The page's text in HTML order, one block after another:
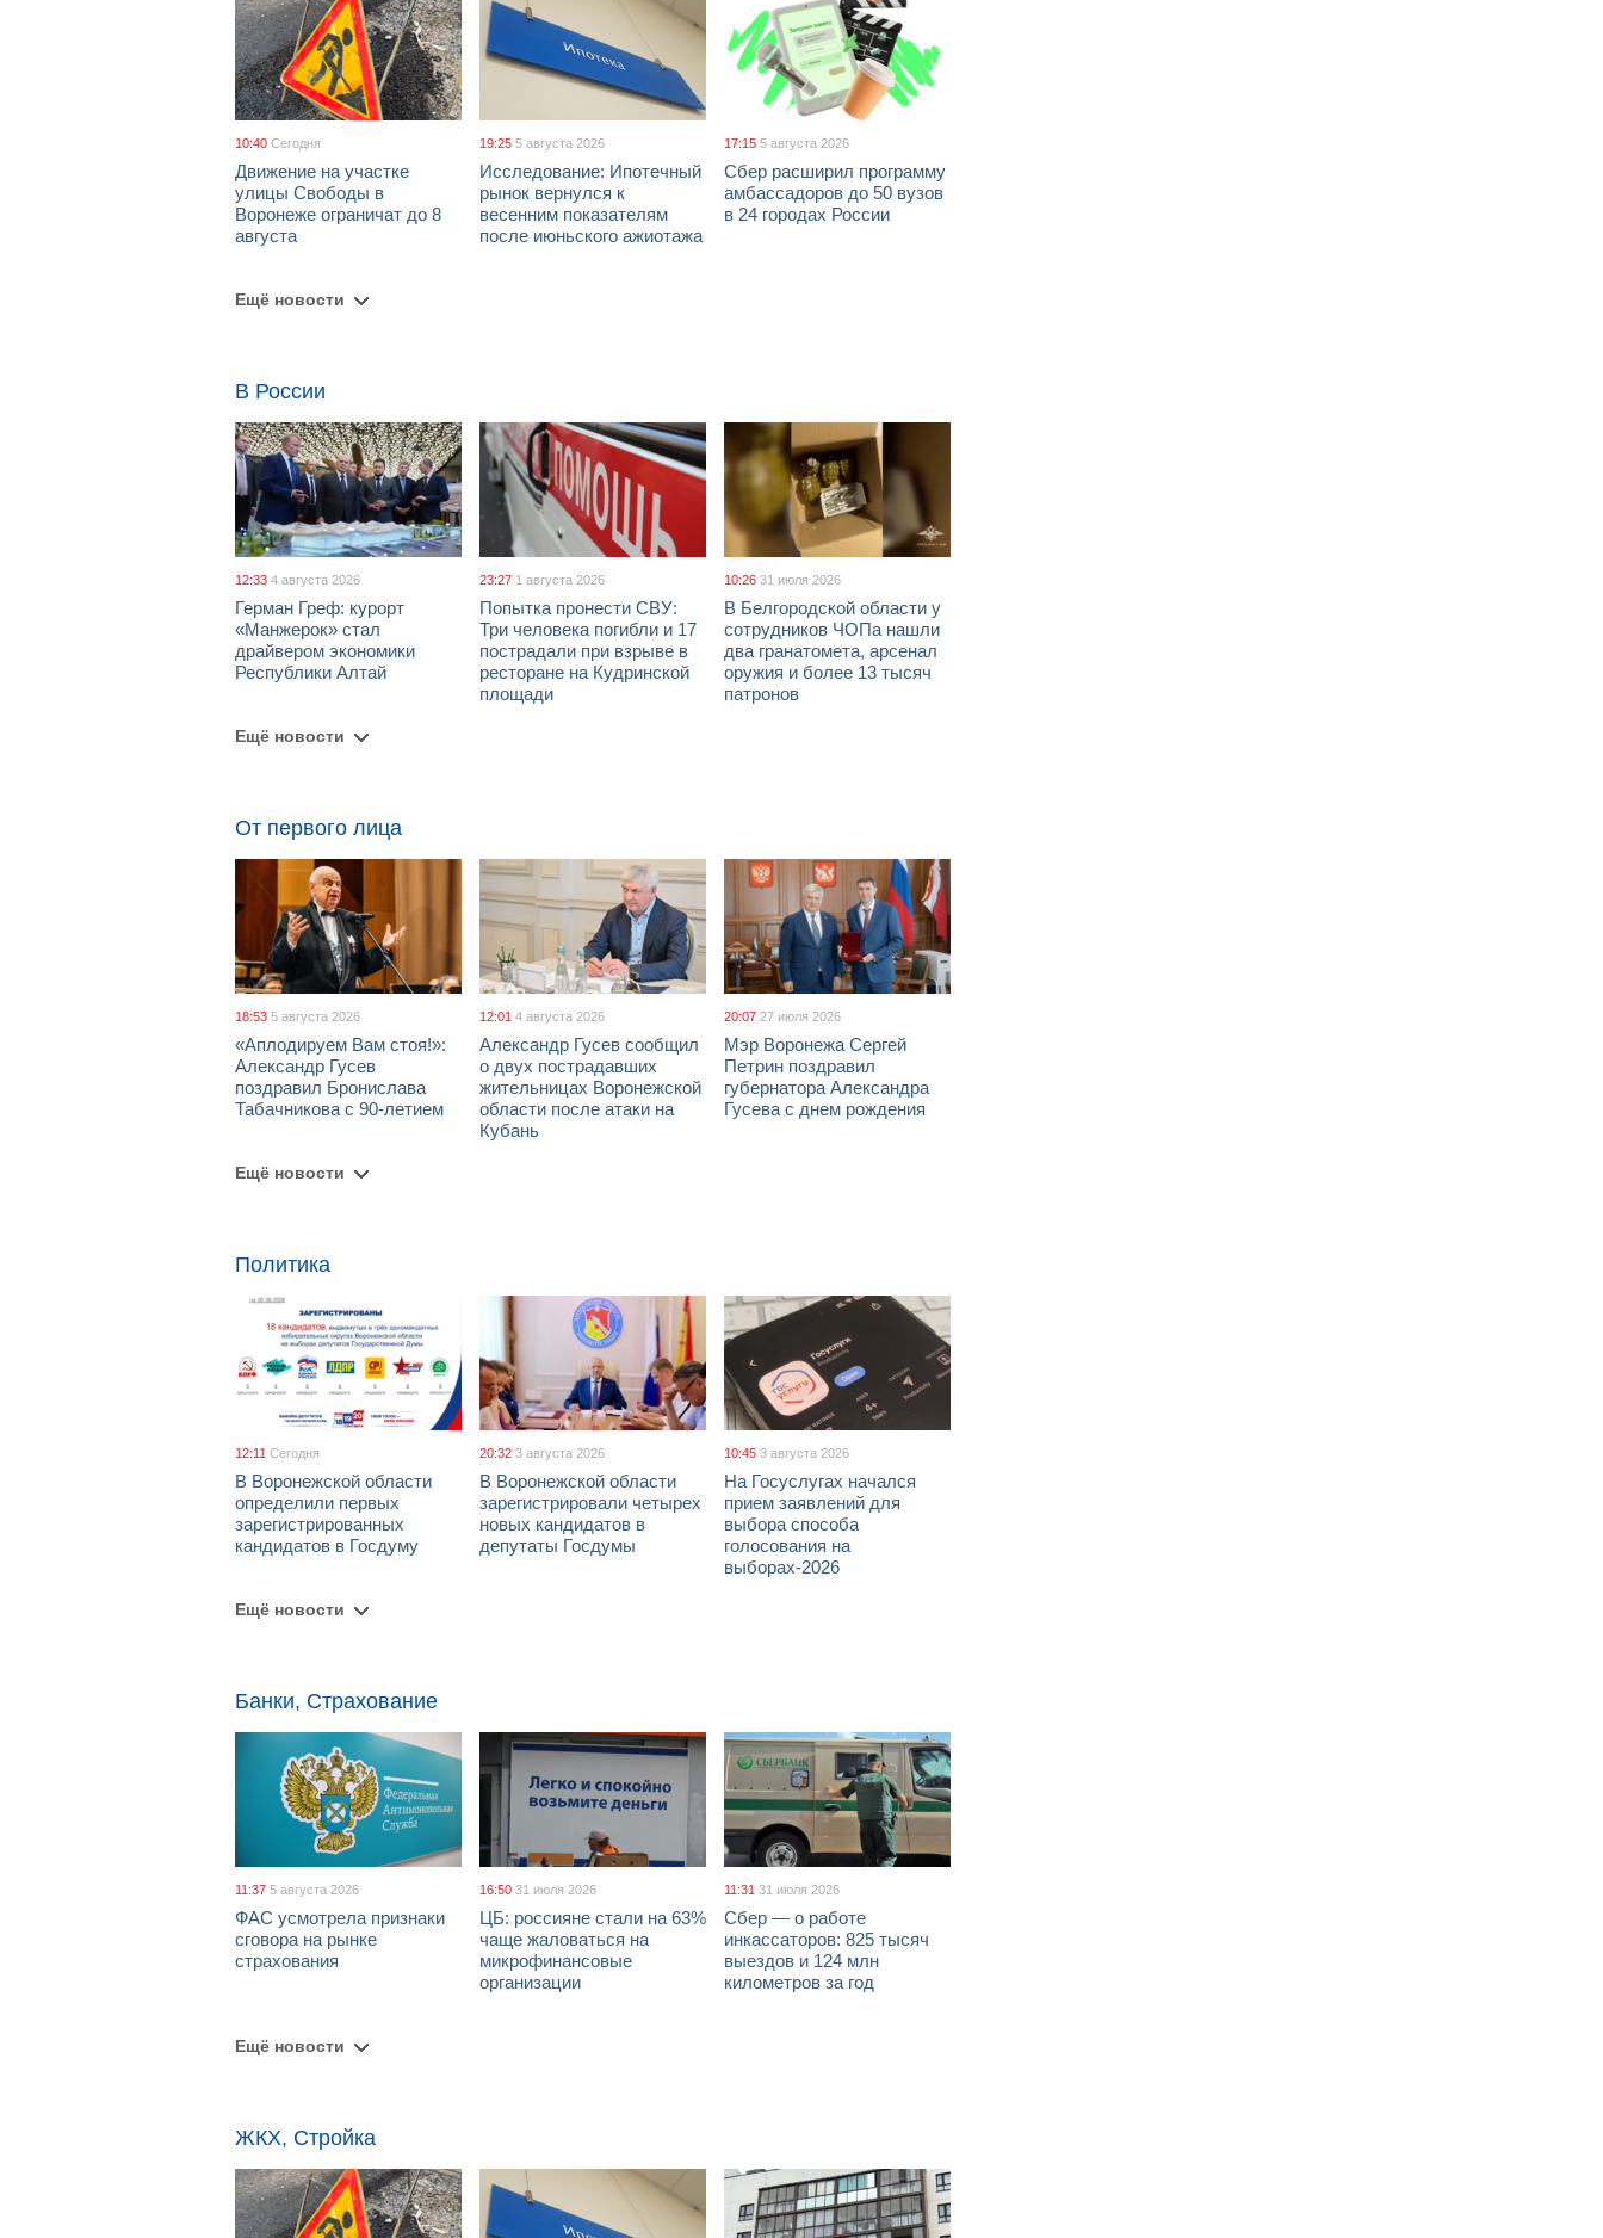
10:40 Сегодня
Движение на участке
улицы Свободы в
Воронеже ограничат до 8
августа
19:25 5 августа 2026
Исследование: Ипотечный
рынок вернулся к
весенним показателям
после июньского ажиотажа
17:15 5 августа 2026
Сбер расширил программу
амбассадоров до 50 вузов
в 24 городах России
Ещё новости
В России
12:33 4 августа 2026
Герман Греф: курорт
«Манжерок» стал
драйвером экономики
Республики Алтай
23:27 1 августа 2026
Попытка пронести СВУ:
Три человека погибли и 17
пострадали при взрыве в
ресторане на Кудринской
площади
10:26 31 июля 2026
В Белгородской области у
сотрудников ЧОПа нашли
два гранатомета, арсенал
оружия и более 13 тысяч
патронов
Ещё новости
От первого лица
18:53 5 августа 2026
«Аплодируем Вам стоя!»:
Александр Гусев
поздравил Бронислава
Табачникова с 90-летием
12:01 4 августа 2026
Александр Гусев сообщил
о двух пострадавших
жительницах Воронежской
области после атаки на
Кубань
20:07 27 июля 2026
Мэр Воронежа Сергей
Петрин поздравил
губернатора Александра
Гусева с днем рождения
Ещё новости
Политика
12:11 Сегодня
В Воронежской области
определили первых
зарегистрированных
кандидатов в Госдуму
20:32 3 августа 2026
В Воронежской области
зарегистрировали четырех
новых кандидатов в
депутаты Госдумы
10:45 3 августа 2026
На Госуслугах начался
прием заявлений для
выбора способа
голосования на
выборах-2026
Ещё новости
Банки, Страхование
11:37 5 августа 2026
ФАС усмотрела признаки
сговора на рынке
страхования
16:50 31 июля 2026
ЦБ: россияне стали на 63%
чаще жаловаться на
микрофинансовые
организации
11:31 31 июля 2026
Сбер — о работе
инкассаторов: 825 тысяч
выездов и 124 млн
километров за год
Ещё новости
ЖКХ, Стройка